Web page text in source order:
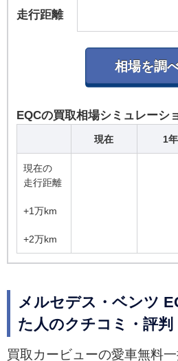
走行距離
EQCの買取相場シミュレーシ
現在 1
現在の
走行距離
+1万km
+2万km
メルセデス・ベンツ
た人のクチコミ・評判
買取カービューの愛車無料